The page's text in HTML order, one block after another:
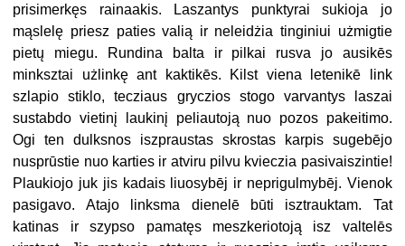
prisimerkęs rainaakis. Laszantys punktyrai sukioja jo
mąslelę priesz paties valią ir neleidżia tinginiui użmigtie
pietų miegu. Rundina balta ir pilkai rusva jo ausikēs
minksztai użlinkę ant kaktikēs. Kilst viena letenikē link
szlapio stiklo, tecziaus gryczios stogo varvantys laszai
sustabdo vietinį laukinį peliautoją nuo pozos pakeitimo.
Ogi ten dulksnos iszpraustas skrostas karpis sugebējo
nusprūstie nuo karties ir atviru pilvu kvieczia pasivaiszintie!
Plaukiojo juk jis kadais liuosybēj ir neprigulmybēj. Vienok
pasigavo. Atajo linksma dienelē būti isztrauktam. Tat
katinas ir szypso pamatęs meszkeriotoją isz valtelēs